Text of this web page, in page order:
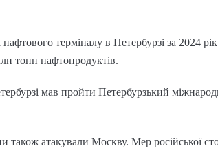
терміналу в Петербурзі за 2024
тонн нафтопродуктів.
мав пройти Петербурзький
атакували Москву. Мер російської